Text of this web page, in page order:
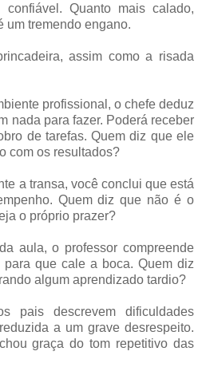
Quanto mais calado,
um tremendo engano.
assim como a risada
profissional, o chefe deduz
nada para fazer. Poderá receber
de tarefas. Quem diz que ele
com os resultados?
a transa, você conclui que está
Quem diz que não é o
o próprio prazer?
aula, o professor compreende
que cale a boca. Quem diz
algum aprendizado tardio?
pais descrevem dificuldades
a um grave desrespeito.
graça do tom repetitivo das